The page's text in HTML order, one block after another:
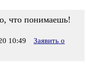
что понимаешь!
10:49
Заявить о